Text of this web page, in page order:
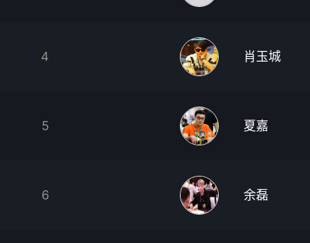
4 肖玉城
5 夏嘉
6 余磊